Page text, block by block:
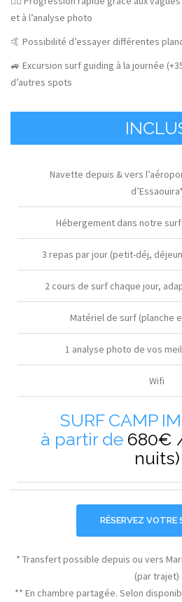
et à l’analyse photo
🤙 Possibilité d’essayer différentes
🚙 Excursion surf guiding à la journée
d’autres spots
Navette depuis & vers
d’Essaouira*
Hébergement dans notre
3 repas par jour (petit-déj,
2 cours de surf chaque jour,
Matériel de surf (planche
1 analyse photo de vos
Wifi
SURF CAMP
à partir de 680€
nuits)
RÉSERVEZ VOTRE
* Transfert possible depuis ou vers
(par trajet)
** En chambre partagée. Selon